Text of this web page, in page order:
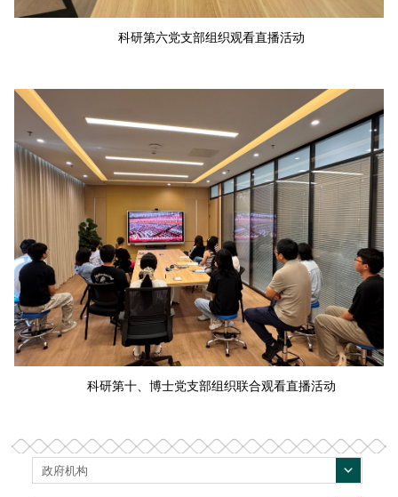
科研第六党支部组织观看直播活动
科研第十、博士党支部组织联合观看直播活动
政府机构